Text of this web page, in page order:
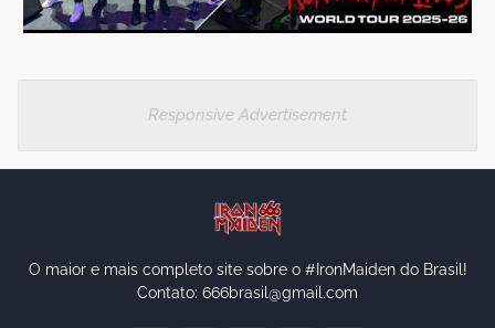
Responsive Advertisement
O maior e mais completo site sobre o #IronMaiden do Brasil!
Contato: 666brasil@gmail.com